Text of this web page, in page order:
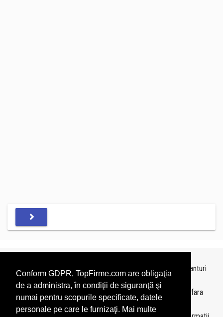
Conform GDPR, TopFirme.com are obligaţia
de a administra, în condiţii de siguranţă şi
numai pentru scopurile specificate, datele
personale pe care le furnizaţi. Mai multe
Topurile sunt realizate deTopFirme
pe baza ultimelor bilanturi
depuse si au scop informativ.
Este interzisa folosirea topurilor fara acordul TopFirme si fara
precizarea sursei.